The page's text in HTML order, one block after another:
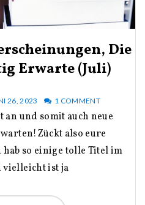
Die
Erwarte (Juli)
26, 2023 1 COMMENT
also eure
so einige tolle Titel im
vielleicht ist ja